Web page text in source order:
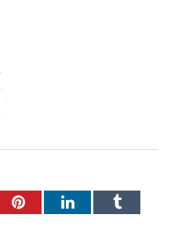
PinterestLinkedInTumblr